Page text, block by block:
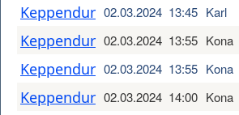
Keppendur 02.03.2024 13:45 Karl
Keppendur 02.03.2024 13:55 Kona
Keppendur 02.03.2024 13:55 Kona
Keppendur 02.03.2024 14:00 Kona